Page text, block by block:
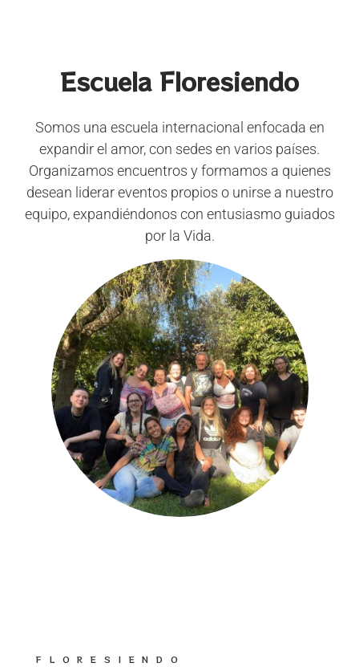
Escuela Floresiendo
Somos una escuela internacional enfocada en
expandir el amor, con sedes en varios países.
Organizamos encuentros y formamos a quienes
desean liderar eventos propios o unirse a nuestro
equipo, expandiéndonos con entusiasmo guiados
por la Vida.
FLORESIENDO